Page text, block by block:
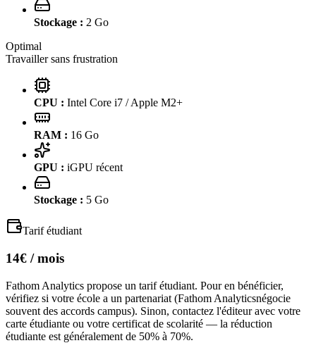
Stockage : 2 Go
Optimal
Travailler sans frustration
CPU : Intel Core i7 / Apple M2+
RAM : 16 Go
GPU : iGPU récent
Stockage : 5 Go
Tarif étudiant
14€ / mois
Fathom Analytics propose un tarif étudiant. Pour en bénéficier,
vérifiez si votre école a un partenariat (Fathom Analyticsnégocie
souvent des accords campus). Sinon, contactez l'éditeur avec votre
carte étudiante ou votre certificat de scolarité — la réduction
étudiante est généralement de 50% à 70%.